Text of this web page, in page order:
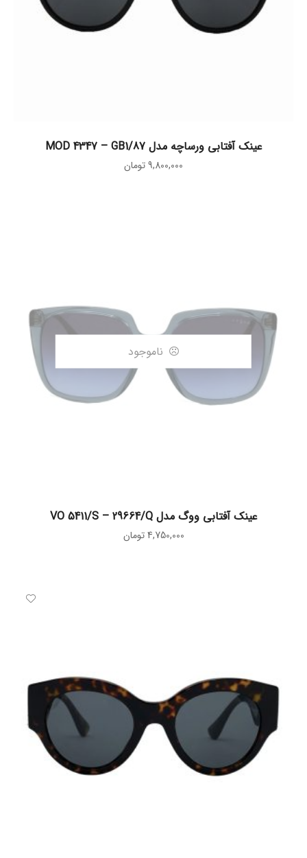
افزودن به سبد خرید
عینک آفتابی ورساچه مدل MOD 4347 – GB1/87
9,800,000تومان
ناموجود
اطلاعات بیشترعینک آفتابی ووگ مدل VO 5411/S – 29664/Q
4,750,000 تومان